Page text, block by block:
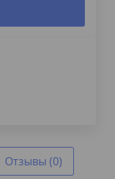
Отзывы (0)